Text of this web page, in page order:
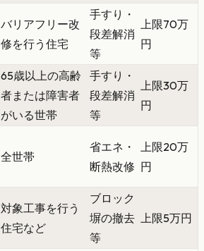
バリアフリー改
修を行う住宅
手すり・
段差解消
等
上限70万
円
65歳以上の高齢
者または障害者
がいる世帯
手すり・
段差解消
等
上限30万
円
全世帯
省エネ・
断熱改修
上限20万
円
対象工事を行う
住宅など
ブロック
塀の撤去
等
上限5万円